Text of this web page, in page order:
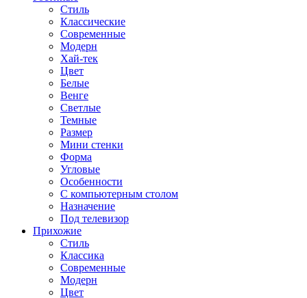
Стиль
Классические
Современные
Модерн
Хай-тек
Цвет
Белые
Венге
Светлые
Темные
Размер
Мини стенки
Форма
Угловые
Особенности
С компьютерным столом
Назначение
Под телевизор
Прихожие
Стиль
Классика
Современные
Модерн
Цвет